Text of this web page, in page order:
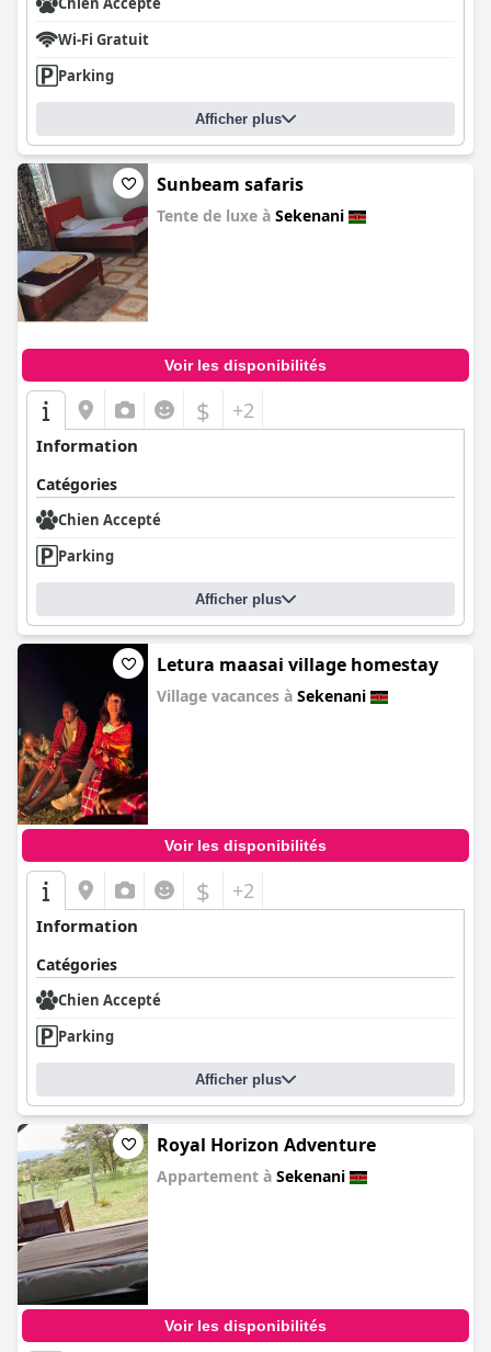
Wi-Fi Gratuit
Parking
Afficher plus
Sunbeam safaris
Tente de luxe à Sekenani
Voir les disponibilités
$ +2
Information
Catégories
Chien Accepté
Parking
Afficher plus
Letura maasai village homestay
Village vacances à Sekenani
Voir les disponibilités
$ +2
Information
Catégories
Chien Accepté
Parking
Afficher plus
Royal Horizon Adventure
Appartement à Sekenani
Voir les disponibilités